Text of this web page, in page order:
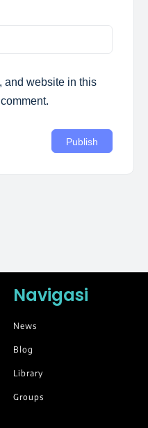
and website in this
Navigasi
News
Blog
Library
Groups